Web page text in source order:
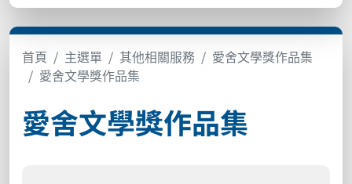
首頁 主選單 其他相關服務
愛舍文學獎作品集
愛舍文學獎作品集
愛舍文學獎作品集